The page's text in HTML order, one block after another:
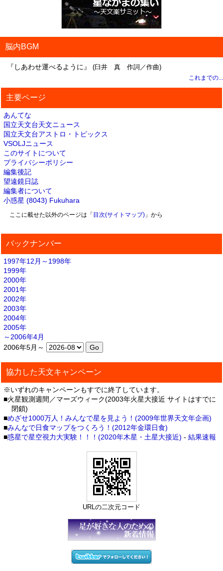
脳内BGM
『しあわせ運べるように』 (臼井 真 作詞／作曲)
これまでの...
主要ページ
あんてな
国立天文台天文ニュース
国立天文台アストロ・トピックス
VSOLJニュース
このサイトについて
プライバシーポリシー
編集後記
望遠鏡日誌
編集者について
小惑星 (8043) Fukuhara
ここに載せた以外のページは「 目次(サイトマップ)」から
バックナンバー
1997年12月～1998年
1999年
2000年
2001年
2002年
2003年
2004年
2005年
～2006年4月
2006年5月～
協力した天文キャンペーン
※いずれのキャンペーンもすでに終了しています。
■火星観測週間／マーズウィーク(2003年火星大接近 サイトはすでに
閉鎖)
■めざせ1000万人！みんなで星を見よう！(2009年世界天文年企画)
■みんなで日食マップをつくろう！(2012年金環日食)
■惑星で星空視力大実験！！！(2020年木星・土星大接近) - 結果速報
URLの二次元コード